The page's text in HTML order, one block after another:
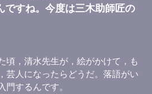
ですね。今度は三木助師匠の
，清水先生が，絵がかけて，も
芸人になったらどうだ。落語がい
門するんです。